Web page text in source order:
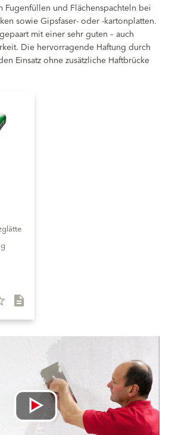
Fugenfüllen und Flächenspachteln bei
sowie Gipsfaser- oder -kartonplatten.
mit einer sehr guten – auch
Die hervorragende Haftung durch
Einsatz ohne zusätzliche Haftbrücke
description